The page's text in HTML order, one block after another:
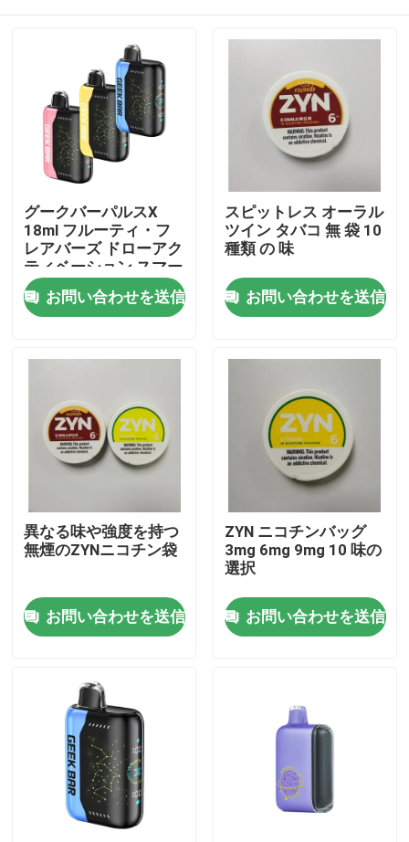
家
ビデオ
工場旅行
品質管理
ニュース
Vapeの使い捨て可能なペン
CBD使い捨て可能なVapeの装置
グークバーパルスX
18ml フルーティ・フ
レアバーズ ドローアク
ティベーション スマー
トスクリーン 使い捨て
のバイプ
お問い合わせを送信
スピットレス オーラル
ツイン タバコ 無 袋 10
種類 の 味
お問い合わせを送信
異なる味や強度を持つ
無煙のZYNニコチン袋
お問い合わせを送信
ZYN ニコチンバッグ
3mg 6mg 9mg 10 味の
選択
お問い合わせを送信